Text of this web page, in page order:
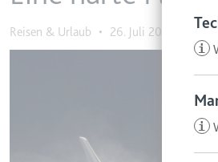
i
i
Reisen & Urlaub •
26. Juli 2021